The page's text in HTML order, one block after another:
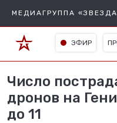
МЕДИАГРУППА
ЭФИР
Число
дронов на
до 11